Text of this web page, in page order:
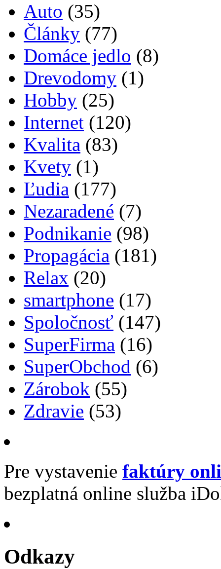
Auto (35)
Články (77)
Domáce jedlo (8)
Drevodomy (1)
Hobby (25)
Internet (120)
Kvalita (83)
Kvety (1)
Ľudia (177)
Nezaradené (7)
Podnikanie (98)
Propagácia (181)
Relax (20)
smartphone (17)
Spoločnosť (147)
SuperFirma (16)
SuperObchod (6)
Zárobok (55)
Zdravie (53)
Pre vystavenie faktúry
bezplatná online služba
Odkazy